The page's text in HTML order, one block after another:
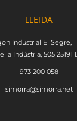
LLEIDA
Industrial El Segre,
la Indústria, 505 25191
973 200 058
simorra@simorra.net